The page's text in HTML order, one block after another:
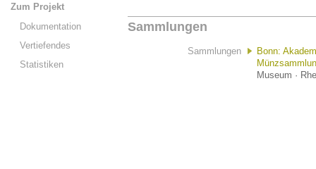
Zum Projekt
Dokumentation
Vertiefendes
Statistiken
Sammlungen
Sammlungen
Bonn:
Museum ·